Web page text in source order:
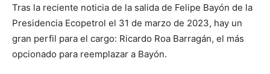
Tras la reciente noticia de la salida de Felipe Bayón de la
Presidencia Ecopetrol el 31 de marzo de 2023, hay un
gran perfil para el cargo: Ricardo Roa Barragán, el más
opcionado para reemplazar a Bayón.